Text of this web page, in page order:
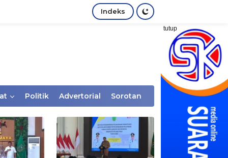
Indeks
tutup
Politik Advertorial Sorotan